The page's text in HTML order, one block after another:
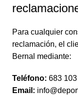
Para cualquier
reclamación, el
Bernal mediante:
Teléfono: 683
Email: